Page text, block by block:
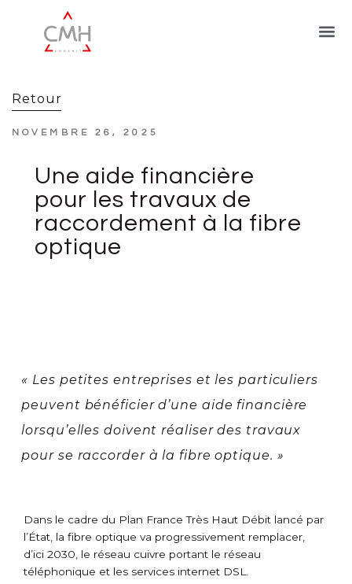
Retour
NOVEMBRE 26, 2025
Une aide financière
pour les travaux de
raccordement à la fibre
optique
« Les petites entreprises et les particuliers
peuvent bénéficier d’une aide financière
lorsqu’elles doivent réaliser des travaux
pour se raccorder à la fibre optique. »
Dans le cadre du Plan France Très Haut Débit lancé par
l’État, la fibre optique va progressivement remplacer,
d’ici 2030, le réseau cuivre portant le réseau
téléphonique et les services internet DSL.